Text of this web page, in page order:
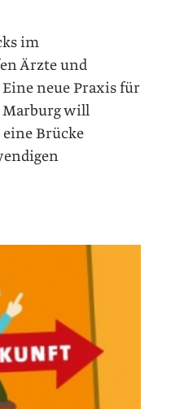
im
Ärzte und
neue Praxis für
will
Brücke